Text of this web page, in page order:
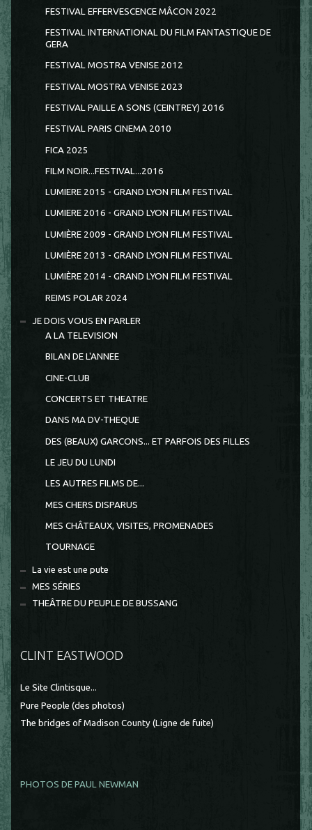
FESTIVAL EFFERVESCENCE MÂCON 2022
FESTIVAL INTERNATIONAL DU FILM FANTASTIQUE DE
GERA
FESTIVAL MOSTRA VENISE 2012
FESTIVAL MOSTRA VENISE 2023
FESTIVAL PAILLE A SONS (CEINTREY) 2016
FESTIVAL PARIS CINEMA 2010
FICA 2025
FILM NOIR...FESTIVAL...2016
LUMIERE 2015 - GRAND LYON FILM FESTIVAL
LUMIERE 2016 - GRAND LYON FILM FESTIVAL
LUMIÈRE 2009 - GRAND LYON FILM FESTIVAL
LUMIÈRE 2013 - GRAND LYON FILM FESTIVAL
LUMIÈRE 2014 - GRAND LYON FILM FESTIVAL
REIMS POLAR 2024
JE DOIS VOUS EN PARLER
A LA TELEVISION
BILAN DE L'ANNEE
CINE-CLUB
CONCERTS ET THEATRE
DANS MA DV-THEQUE
DES (BEAUX) GARCONS... ET PARFOIS DES FILLES
LE JEU DU LUNDI
LES AUTRES FILMS DE...
MES CHERS DISPARUS
MES CHÂTEAUX, VISITES, PROMENADES
TOURNAGE
La vie est une pute
MES SÉRIES
THEÂTRE DU PEUPLE DE BUSSANG
CLINT EASTWOOD
Le Site Clintisque...
Pure People (des photos)
The bridges of Madison County (Ligne de fuite)
PHOTOS DE PAUL NEWMAN